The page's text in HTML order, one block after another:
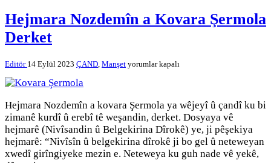
Hejmara Nozdemîn a Kovara Şermola
Derket
Editör 14 Eylül 2023 ÇAND, Manşet Hejmara
Şermola
Derket
için
yorumlar kapalı
Hejmara Nozdemîn a kovara Şermola ya wêjeyî û çandî ku bi
zimanê kurdî û erebî tê weşandin, derket. Dosyaya vê
hejmarê (Nivîsandin û Belgekirina Dîrokê) ye, ji pêşekiya
hejmarê: “Nivîsîn û belgekirina dîrokê ji bo gel û neteweyan
xwedî girîngiyeke mezin e. Neteweya ku guh nade vê yekê,